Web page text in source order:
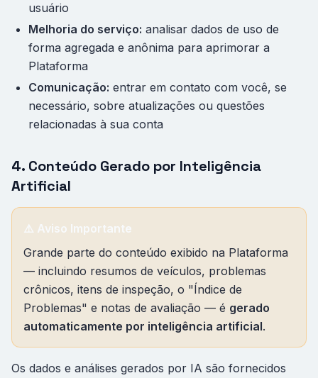
usuário
Melhoria do serviço: analisar dados de uso de
forma agregada e anônima para aprimorar a
Plataforma
Comunicação: entrar em contato com você, se
necessário, sobre atualizações ou questões
relacionadas à sua conta
4. Conteúdo Gerado por Inteligência
Artificial
⚠️ Aviso Importante
Grande parte do conteúdo exibido na Plataforma
— incluindo resumos de veículos, problemas
crônicos, itens de inspeção, o "Índice de
Problemas" e notas de avaliação — é gerado
automaticamente por inteligência artificial.
Os dados e análises gerados por IA são fornecidos